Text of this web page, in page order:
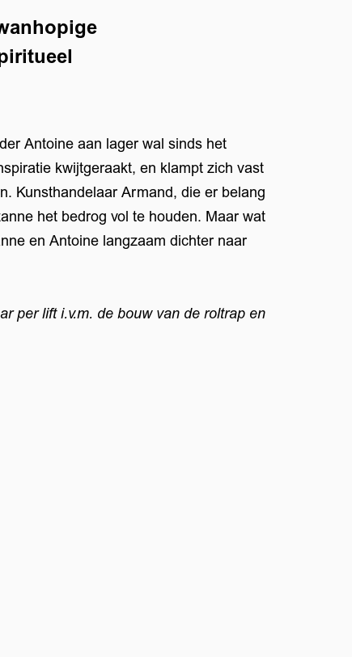
Antoine aan lager wal sinds het
kwijtgeraakt, en klampt zich vast
Kunsthandelaar Armand, die er belang
het bedrog vol te houden. Maar wat
en Antoine langzaam dichter naar
per lift i.v.m. de bouw van de roltrap en